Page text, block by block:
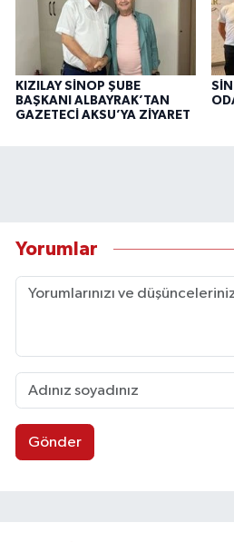
KIZILAY SİNOP ŞUBE
BAŞKANI ALBAYRAK’TAN
GAZETECİ AKSU’YA ZİYARET
Yorumlar
Gönder